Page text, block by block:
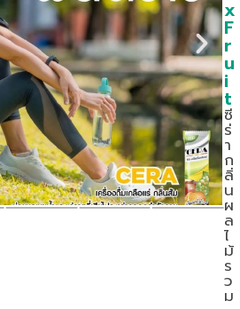
x
F
r
u
i
t
ซี
ร่
า
ก
ลิ่
น
ผ
ล
ไ
ม้
ร
ว
ม